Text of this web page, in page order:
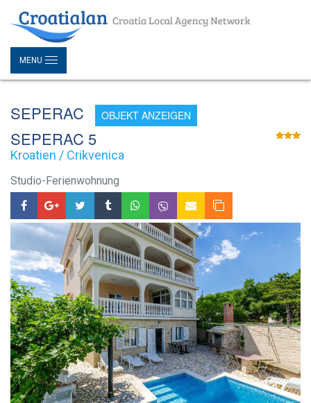
MENU
SEPERAC OBJEKT ANZEIGEN
SEPERAC 5
Kroatien / Crikvenica
Studio-Ferienwohnung